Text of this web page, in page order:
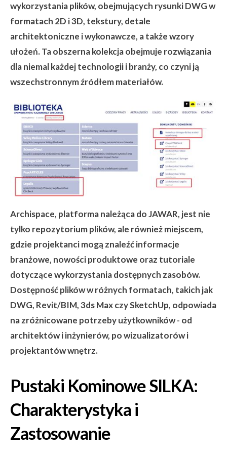
wykorzystania plików, obejmujących rysunki DWG w
formatach 2D i 3D, tekstury, detale
architektoniczne i wykonawcze, a także wzory
ułożeń. Ta obszerna kolekcja obejmuje rozwiązania
dla niemal każdej technologii i branży, co czyni ją
wszechstronnym źródłem materiałów.
Archispace, platforma należąca do JAWAR, jest nie
tylko repozytorium plików, ale również miejscem,
gdzie projektanci mogą znaleźć informacje
branżowe, nowości produktowe oraz tutoriale
dotyczące wykorzystania dostępnych zasobów.
Dostępność plików w różnych formatach, takich jak
DWG, Revit/BIM, 3ds Max czy SketchUp, odpowiada
na zróżnicowane potrzeby użytkowników - od
architektów i inżynierów, po wizualizatorów i
projektantów wnętrz.
Pustaki Kominowe SILKA:
Charakterystyka i
Zastosowanie